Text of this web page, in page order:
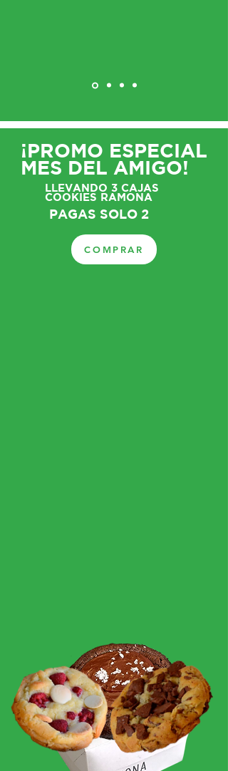
¡PROMO ESPECIAL
MES DEL AMIGO!
LLEVANDO 3 CAJAS
COOKIES RAMONA
PAGAS SOLO 2
COMPRAR